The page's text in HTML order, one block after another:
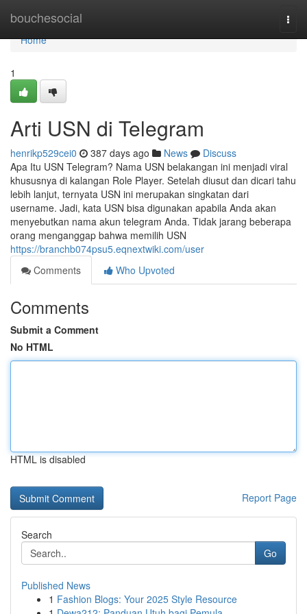
bouchesocial
Home
Home
1
Arti USN di Telegram
henrikp529cei0 387 days ago News
Discuss
Apa Itu USN Telegram? Nama USN belakangan ini menjadi viral
khususnya di kalangan Role Player. Setelah diusut dan dicari tahu
lebih lanjut, ternyata USN ini merupakan singkatan dari
username. Jadi, kata USN bisa digunakan apabila Anda akan
menyebutkan nama akun telegram Anda. Tidak jarang beberapa
orang menganggap bahwa memilih USN
https://branchb074psu5.eqnextwiki.com/user
Comments
Who Upvoted
Comments
Submit a Comment
No HTML
HTML is disabled
Report Page
Search
Go
Published News
1 Fashion Blogs: Your 2025 Style Resource